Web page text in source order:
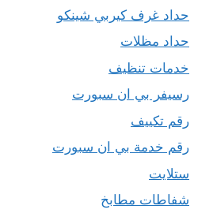
حداد غرف كيربي شينكو
حداد مظلات
خدمات تنظيف
رسيفر بي ان سبورت
رقم تكييف
رقم خدمة بي ان سبورت
ستلايت
شفاطات مطابخ